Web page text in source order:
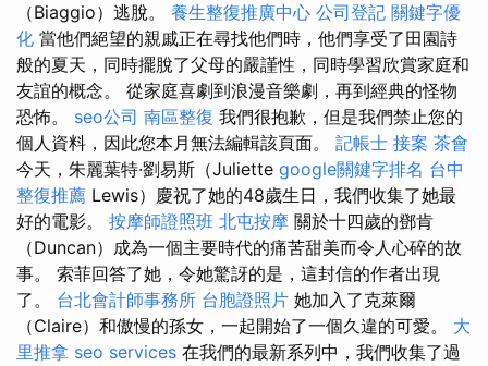
（Biaggio）逃脫。 養生整復推廣中心 公司登記 關鍵字優
化 當他們絕望的親戚正在尋找他們時，他們享受了田園詩
般的夏天，同時擺脫了父母的嚴謹性，同時學習欣賞家庭和
友誼的概念。 從家庭喜劇到浪漫音樂劇，再到經典的怪物
恐怖。 seo公司 南區整復 我們很抱歉，但是我們禁止您的
個人資料，因此您本月無法編輯該頁面。 記帳士 接案 茶會
今天，朱麗葉特·劉易斯（Juliette google關鍵字排名 台中
整復推薦 Lewis）慶祝了她的48歲生日，我們收集了她最
好的電影。 按摩師證照班 北屯按摩 關於十四歲的鄧肯
（Duncan）成為一個主要時代的痛苦甜美而令人心碎的故
事。 索菲回答了她，令她驚訝的是，這封信的作者出現
了。 台北會計師事務所 台胞證照片 她加入了克萊爾
（Claire）和傲慢的孫女，一起開始了一個久違的可愛。 大
里推拿 seo services 在我們的最新系列中，我們收集了過